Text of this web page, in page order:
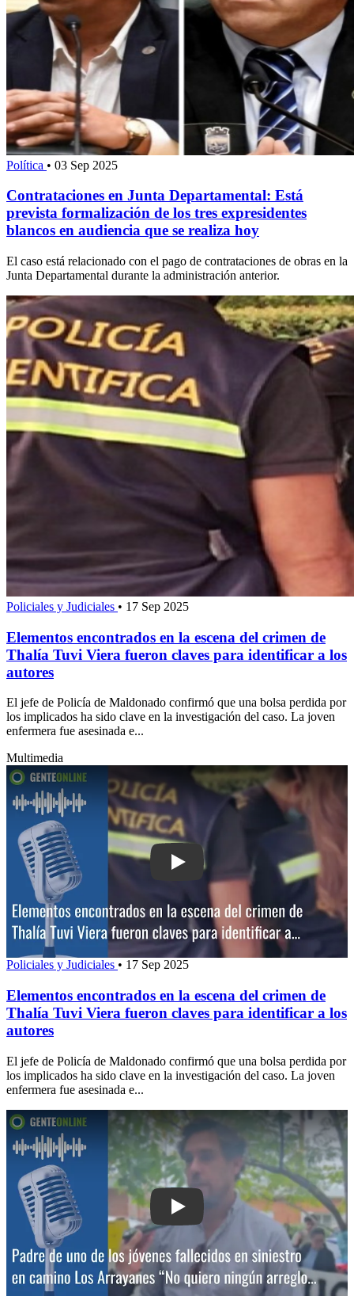
Política • 03 Sep 2025
Contrataciones en Junta Departamental: Está
prevista formalización de los tres expresidentes
blancos en audiencia que se realiza hoy
El caso está relacionado con el pago de contrataciones de obras en la
Junta Departamental durante la administración anterior.
Policiales y Judiciales • 17 Sep 2025
Elementos encontrados en la escena del crimen de
Thalía Tuvi Viera fueron claves para identificar a los
autores
El jefe de Policía de Maldonado confirmó que una bolsa perdida por
los implicados ha sido clave en la investigación del caso. La joven
enfermera fue asesinada e...
Multimedia
Play: Elementos encontrados en la
Policiales y Judiciales • 17 Sep 2025
Elementos encontrados en la escena del crimen de
Thalía Tuvi Viera fueron claves para identificar a los
autores
El jefe de Policía de Maldonado confirmó que una bolsa perdida por
los implicados ha sido clave en la investigación del caso. La joven
enfermera fue asesinada e...
Play: Padre de uno de los jóvenes